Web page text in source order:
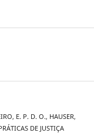
E. P. D. O., HAUSER,
DE JUSTIÇA